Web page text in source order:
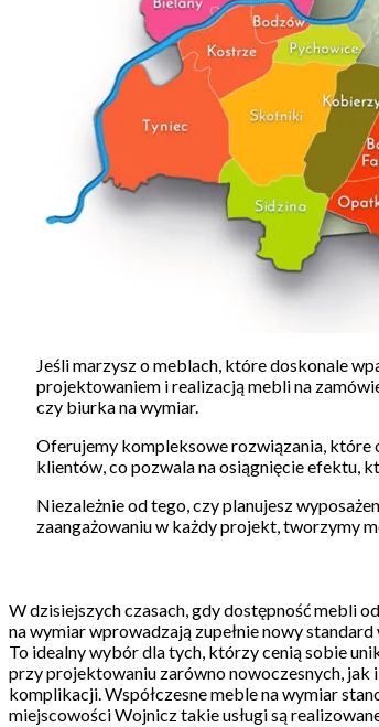
Jeśli marzysz o meblach, które doskonale
projektowaniem i realizacją mebli na
czy biurka na wymiar.
Oferujemy kompleksowe rozwiązania, które
klientów, co pozwala na osiągnięcie efektu,
Niezależnie od tego, czy planujesz
zaangażowaniu w każdy projekt, tworzymy
W dzisiejszych czasach, gdy dostępność mebli
na wymiar wprowadzają zupełnie nowy
To idealny wybór dla tych, którzy cenią sobie
przy projektowaniu zarówno nowoczesnych, jak
komplikacji. Współczesne meble na wymiar
miejscowości Wojnicz takie usługi są